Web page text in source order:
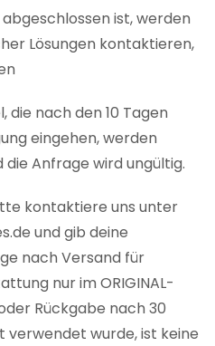
ist, werden
Lösungen kontaktieren,
nach den 10 Tagen
eingehen, werden
Anfrage wird ungültig.
kontaktiere uns unter
und gib deine
nach Versand für
nur im ORIGINAL-
Rückgabe nach 30
verwendet wurde, ist keine